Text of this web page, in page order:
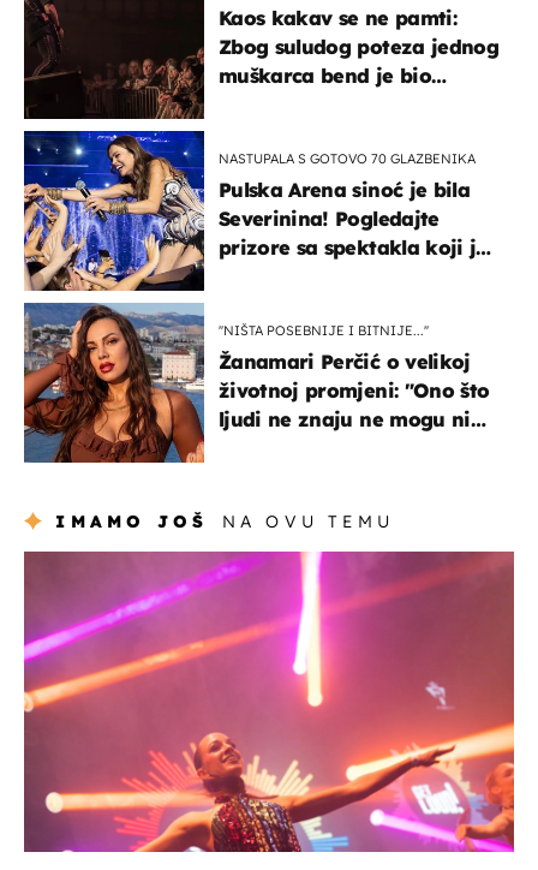
Kaos kakav se ne pamti:
Zbog suludog poteza jednog
muškarca bend je bio
NASTUPALA S GOTOVO 70 GLAZBENIKA
Pulska Arena sinoć je bila
Severinina! Pogledajte
prizore sa spektakla koji je
''NIŠTA POSEBNIJE I BITNIJE...''
Žanamari Perčić o velikoj
životnoj promjeni: "Ono što
ljudi ne znaju ne mogu ni
IMAMO JOŠ NA OVU TEMU